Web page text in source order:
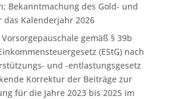
Bekanntmachung des Gold- und
Kalenderjahr 2026
gemäß § 39b
(EStG) nach
und -entlastungsgesetz
Korrektur der Beiträge zur
für die Jahre 2023 bis 2025 im